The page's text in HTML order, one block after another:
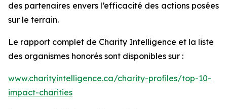
des partenaires envers l’efficacité des actions posées
sur le terrain.
Le rapport complet de Charity Intelligence et la liste
des organismes honorés sont disponibles sur :
www.charityintelligence.ca/charity-profiles/top-10-
impact-charities